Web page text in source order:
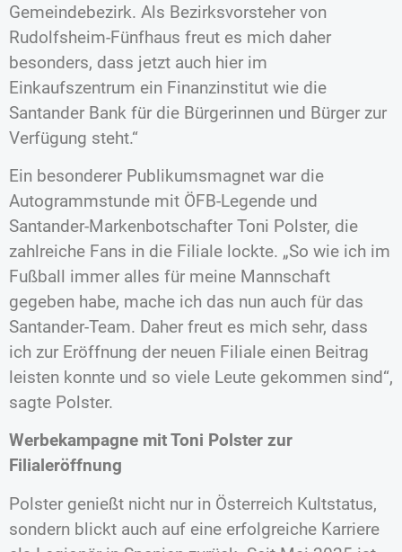
Gemeindebezirk. Als Bezirksvorsteher von
Rudolfsheim-Fünfhaus freut es mich daher
besonders, dass jetzt auch hier im
Einkaufszentrum ein Finanzinstitut wie die
Santander Bank für die Bürgerinnen und Bürger zur
Verfügung steht.“
Ein besonderer Publikumsmagnet war die
Autogrammstunde mit ÖFB-Legende und
Santander-Markenbotschafter Toni Polster, die
zahlreiche Fans in die Filiale lockte. „So wie ich im
Fußball immer alles für meine Mannschaft
gegeben habe, mache ich das nun auch für das
Santander-Team. Daher freut es mich sehr, dass
ich zur Eröffnung der neuen Filiale einen Beitrag
leisten konnte und so viele Leute gekommen sind“,
sagte Polster.
Werbekampagne mit Toni Polster zur
Filialeröffnung
Polster genießt nicht nur in Österreich Kultstatus,
sondern blickt auch auf eine erfolgreiche Karriere